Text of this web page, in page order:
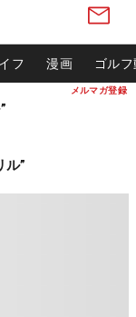
メルマガ登録
フ 漫画 ゴル
ル”